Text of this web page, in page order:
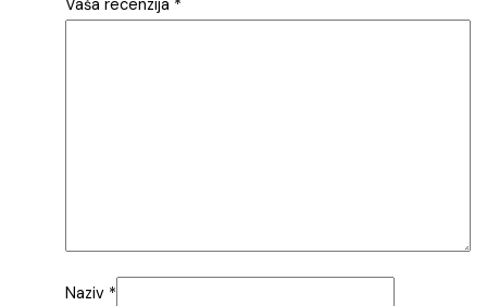
Vaša recenzija *
Naziv *